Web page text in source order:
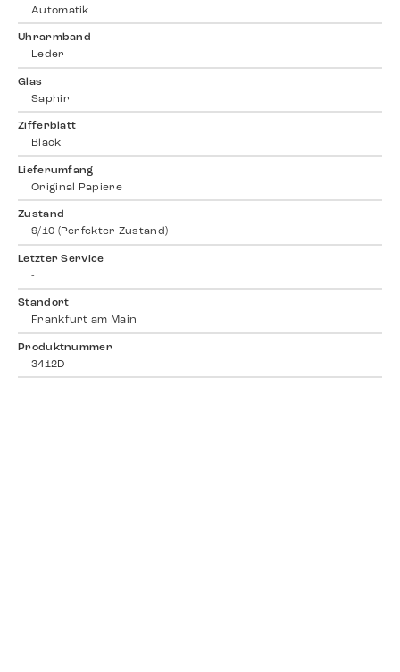
Automatik
Uhrarmband
Leder
Glas
Saphir
Zifferblatt
Black
Lieferumfang
Original Papiere
Zustand
9/10 (Perfekter Zustand)
Letzter Service
-
Standort
Frankfurt am Main
Produktnummer
3412D